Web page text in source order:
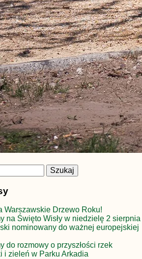
Warszawskie Drzewo Roku!
na Święto Wisły w niedzielę 2 sierpnia
nominowany do ważnej europejskiej
do rozmowy o przyszłości rzek
i zieleń w Parku Arkadia